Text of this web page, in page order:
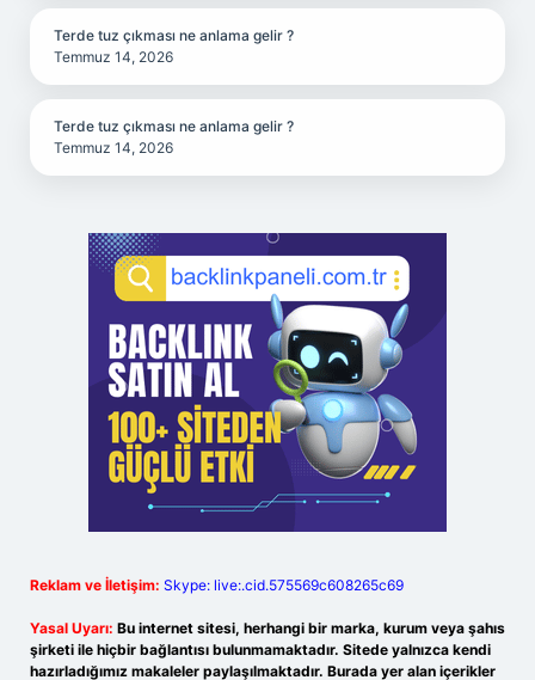
Terde tuz çıkması ne anlama gelir ?
Temmuz 14, 2026
Terde tuz çıkması ne anlama gelir ?
Temmuz 14, 2026
Reklam ve İletişim: Skype: live:.cid.575569c608265c69
Yasal Uyarı: Bu internet sitesi, herhangi bir marka, kurum veya şahıs
şirketi ile hiçbir bağlantısı bulunmamaktadır. Sitede yalnızca kendi
hazırladığımız makaleler paylaşılmaktadır. Burada yer alan içerikler